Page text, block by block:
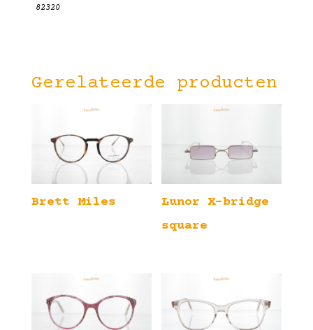
82320
Gerelateerde producten
Brett Miles
Lunor X-bridge
square